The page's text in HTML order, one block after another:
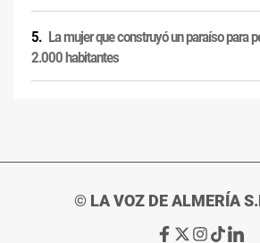
La mujer que construyó un paraíso para
2.000 habitantes
© LA VOZ DE ALMERÍA
Ir
Ir
Ir Ir Ir